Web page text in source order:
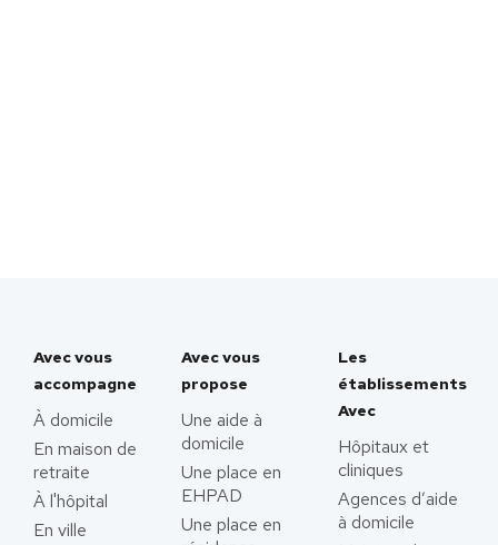
Avec vous
accompagne
À domicile
En maison de
retraite
À l'hôpital
En ville
Avec vous
propose
Une aide à
domicile
Une place en
EHPAD
Une place en
Les
établissements
Avec
Hôpitaux et
cliniques
Agences d’aide
à domicile